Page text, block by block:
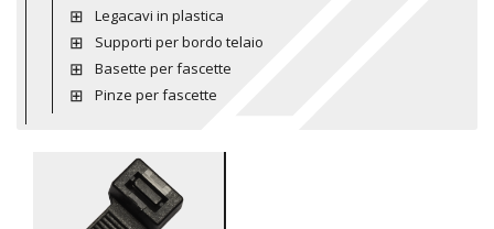
Legacavi in plastica
Supporti per bordo telaio
Basette per fascette
Pinze per fascette